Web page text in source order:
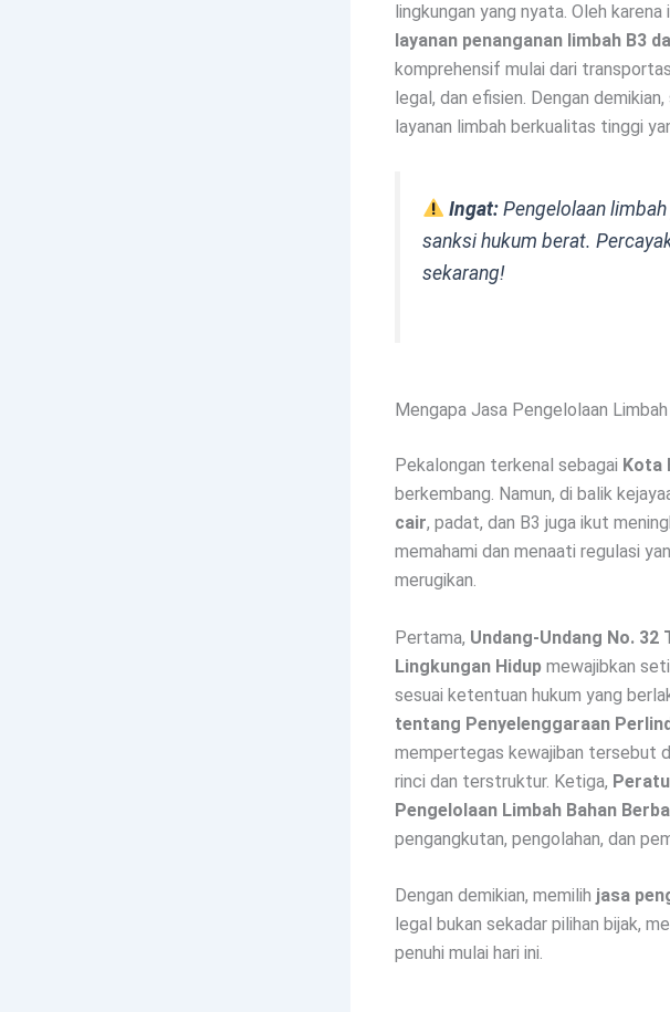
lingkungan yang nyata. Oleh karena
layanan penanganan limbah B3
komprehensif mulai dari
legal, dan efisien. Dengan
layanan limbah berkualitas tinggi
Ingat: Pengelolaan
sanksi hukum berat.
sekarang!
Mengapa Jasa Pengelolaan
Pekalongan terkenal sebagai Kota
berkembang. Namun, di balik
cair, padat, dan B3 juga ikut
memahami dan menaati regulasi
merugikan.
Pertama, Undang-Undang No.
Lingkungan Hidup mewajibkan
sesuai ketentuan hukum yang
tentang Penyelenggaraan
mempertegas kewajiban tersebut
rinci dan terstruktur. Ketiga,
Pengelolaan Limbah Bahan
pengangkutan, pengolahan, dan
Dengan demikian, memilih jasa
legal bukan sekadar pilihan bijak,
penuhi mulai hari ini.